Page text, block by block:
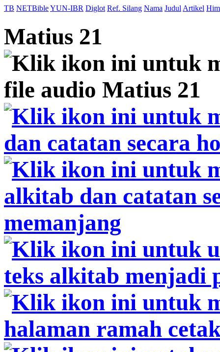
TB NETBibleYUN-IBR Diglot Ref. Silang Nama Judul Artikel
Matius 21